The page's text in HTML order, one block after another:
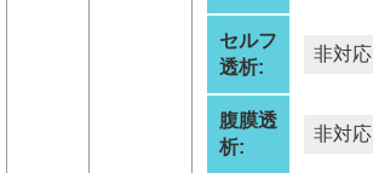
セルフ
透析:
非対応
腹膜透
析:
非対応